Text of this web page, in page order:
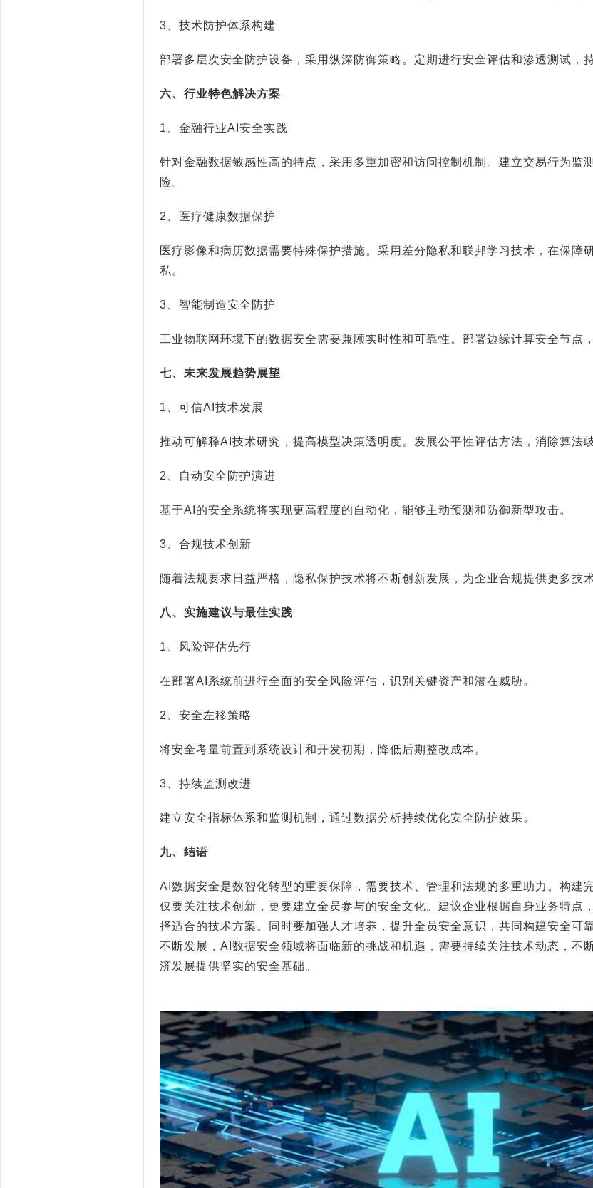
3 、技术防护体系构建
部署多层次安全防护设备，采用纵深防御策略。定期进行安全评估和渗透测试，
六、行业特色解决方案
1 、金融行业AI 安全实践
针对金融数据敏感性高的特点，采用多重加密和访问控制机制。建立交易行为监
险。
2 、医疗健康数据保护
医疗影像和病历数据需要特殊保护措施。采用差分隐私和联邦学习技术，在保障
私。
3 、智能制造安全防护
工业物联网环境下的数据安全需要兼顾实时性和可靠性。部署边缘计算安全节点
七、未来发展趋势展望
1 、可信AI 技术发展
推动可解释AI 技术研究，提高模型决策透明度。发展公平性评估方法，消除算法歧
2 、自动安全防护演进
基于AI 的安全系统将实现更高程度的自动化，能够主动预测和防御新型攻击。
3 、合规技术创新
随着法规要求日益严格，隐私保护技术将不断创新发展，为企业合规提供更多技术
八、实施建议与最佳实践
1 、风险评估先行
在部署AI 系统前进行全面的安全风险评估，识别关键资产和潜在威胁。
2 、安全左移策略
将安全考量前置到系统设计和开发初期，降低后期整改成本。
3 、持续监测改进
建立安全指标体系和监测机制，通过数据分析持续优化安全防护效果。
九、结语
AI 数据安全是数智化转型的重要保障，需要技术、管理和法规的多重助力。构建
仅要关注技术创新，更要建立全员参与的安全文化。建议企业根据自身业务特点
择适合的技术方案。同时要加强人才培养，提升全员安全意识，共同构建安全可
不断发展， AI 数据安全领域将面临新的挑战和机遇，需要持续关注技术动态，不
济发展提供坚实的安全基础。